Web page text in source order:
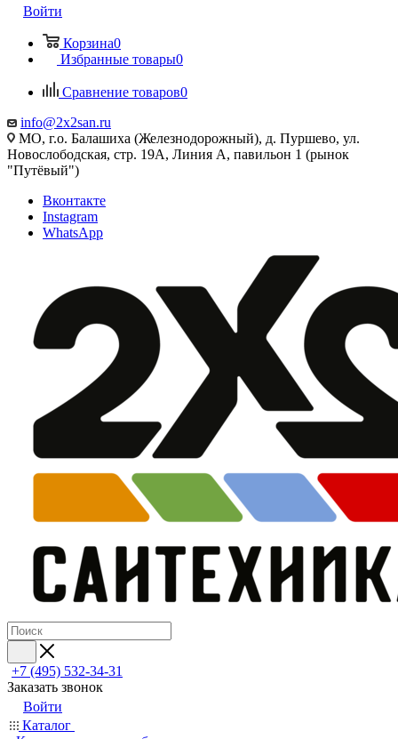
Войти
Корзина0
Избранные товары0
Сравнение товаров0
info@2x2san.ru
МО, г.о. Балашиха (Железнодорожный), д. Пуршево, ул.
Новослободская, стр. 19А, Линия А, павильон 1 (рынок
"Путёвый")
Вконтакте
Instagram
WhatsApp
+7 (495) 532‑34‑31
Заказать звонок
Войти
Каталог